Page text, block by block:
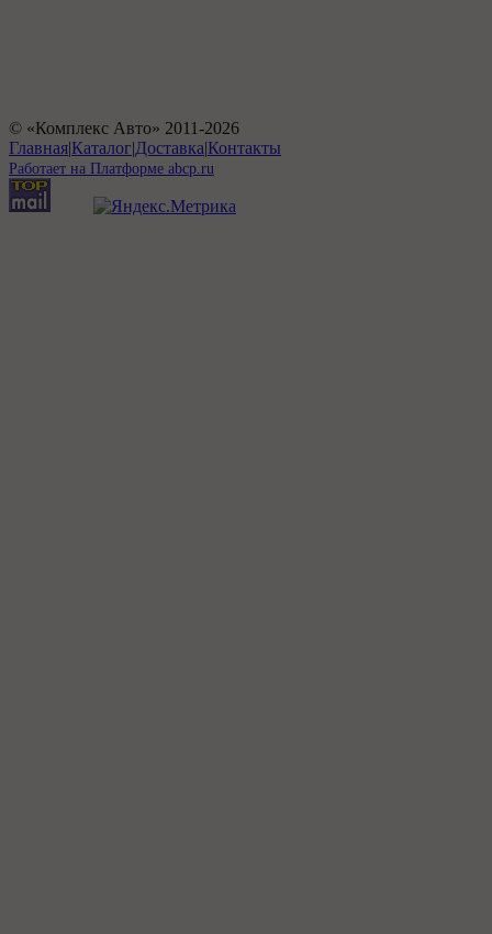
© «Комплекс Авто» 2011-2026
Главная|Каталог|Доставка|Контакты
Работает на Платформе abcp.ru